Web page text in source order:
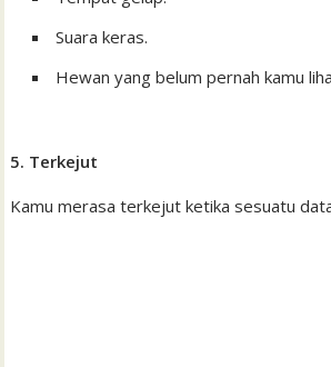
Suara keras.
Hewan yang belum pernah kamu
5. Terkejut
Kamu merasa terkejut ketika sesuatu